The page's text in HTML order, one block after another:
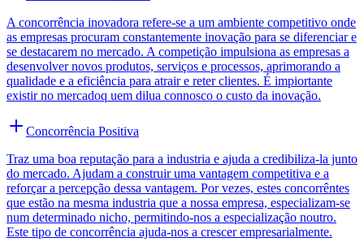
A concorrência inovadora refere-se a um ambiente competitivo onde
as empresas procuram constantemente inovação para se diferenciar e
se destacarem no mercado. A competição impulsiona as empresas a
desenvolver novos produtos, serviços e processos, aprimorando a
qualidade e a eficiência para atrair e reter clientes. É impiortante
existir no mercadoq uem dilua connosco o custo da inovação.
Concorrência Positiva
Traz uma boa reputação para a industria e ajuda a credibiliza-la junto
do mercado. Ajudam a construir uma vantagem competitiva e a
reforçar a percepção dessa vantagem. Por vezes, estes concorrêntes
que estão na mesma industria que a nossa empresa, especializam-se
num determinado nicho, permitindo-nos a especialização noutro.
Este tipo de concorrência ajuda-nos a crescer empresarialmente.